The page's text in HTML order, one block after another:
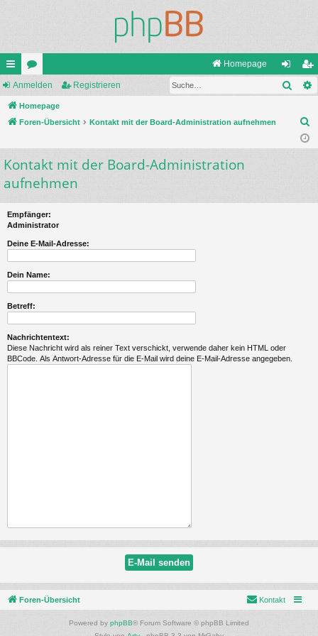
ch
ne
llz
ug
riff
or
en
Homepage
n
de
eg
rie
re
Anmelden Registrieren
Homepage
Foren-Übersicht
Kontakt mit der Board-Administration aufnehmen
Kontakt mit der Board-Administration
aufnehmen
Empfänger:
Administrator
Deine E-Mail-Adresse:
Dein Name:
Betreff:
Nachrichtentext:
Diese Nachricht wird als reiner Text verschickt, verwende daher kein HTML oder
BBCode. Als Antwort-Adresse für die E-Mail wird deine E-Mail-Adresse angegeben.
Foren-Übersicht Kontakt
Powered by phpBB® Forum Software © phpBB Limited